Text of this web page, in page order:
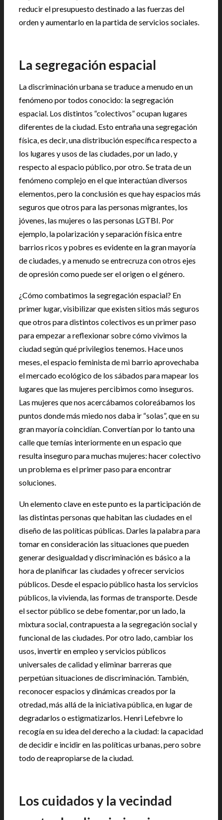
reducir el presupuesto destinado a las fuerzas del
orden y aumentarlo en la partida de servicios sociales.
La segregación espacial
La discriminación urbana se traduce a menudo en un
fenómeno por todos conocido: la segregación
espacial. Los distintos “colectivos” ocupan lugares
diferentes de la ciudad. Esto entraña una segregación
física, es decir, una distribución específica respecto a
los lugares y usos de las ciudades, por un lado, y
respecto al espacio público, por otro. Se trata de un
fenómeno complejo en el que interactúan diversos
elementos, pero la conclusión es que hay espacios más
seguros que otros para las personas migrantes, los
jóvenes, las mujeres o las personas LGTBI. Por
ejemplo, la polarización y separación física entre
barrios ricos y pobres es evidente en la gran mayoría
de ciudades, y a menudo se entrecruza con otros ejes
de opresión como puede ser el origen o el género.
¿Cómo combatimos la segregación espacial? En
primer lugar, visibilizar que existen sitios más seguros
que otros para distintos colectivos es un primer paso
para empezar a reflexionar sobre cómo vivimos la
ciudad según qué privilegios tenemos. Hace unos
meses, el espacio feminista de mi barrio aprovechaba
el mercado ecológico de los sábados para mapear los
lugares que las mujeres percibimos como inseguros.
Las mujeres que nos acercábamos coloreábamos los
puntos donde más miedo nos daba ir “solas”, que en su
gran mayoría coincidían. Convertían por lo tanto una
calle que temías interiormente en un espacio que
resulta inseguro para muchas mujeres: hacer colectivo
un problema es el primer paso para encontrar
soluciones.
Un elemento clave en este punto es la participación de
las distintas personas que habitan las ciudades en el
diseño de las políticas públicas. Darles la palabra para
tomar en consideración las situaciones que pueden
generar desigualdad y discriminación es básico a la
hora de planificar las ciudades y ofrecer servicios
públicos. Desde el espacio público hasta los servicios
públicos, la vivienda, las formas de transporte. Desde
el sector público se debe fomentar, por un lado, la
mixtura social, contrapuesta a la segregación social y
funcional de las ciudades. Por otro lado, cambiar los
usos, invertir en empleo y servicios públicos
universales de calidad y eliminar barreras que
perpetúan situaciones de discriminación. También,
reconocer espacios y dinámicas creados por la
otredad, más allá de la iniciativa pública, en lugar de
degradarlos o estigmatizarlos. Henri Lefebvre lo
recogía en su idea del derecho a la ciudad: la capacidad
de decidir e incidir en las políticas urbanas, pero sobre
todo de reapropiarse de la ciudad.
Los cuidados y la vecindad